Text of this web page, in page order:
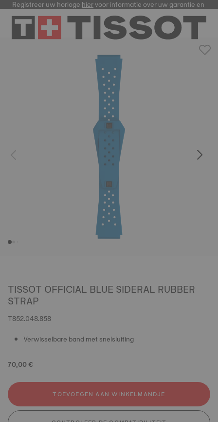
Registreer uw horlogehiervoor informatie over uw garantie en
TISSOT OFFICIAL BLUE SIDERAL RUBBER
STRAP
T852.048.858
Verwisselbare band met snelsluiting
70,00 €
TOEVOEGEN AAN WINKELMANDJE